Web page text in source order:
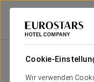
Cookie-
Wir verwenden
Eurostars Hotel Company